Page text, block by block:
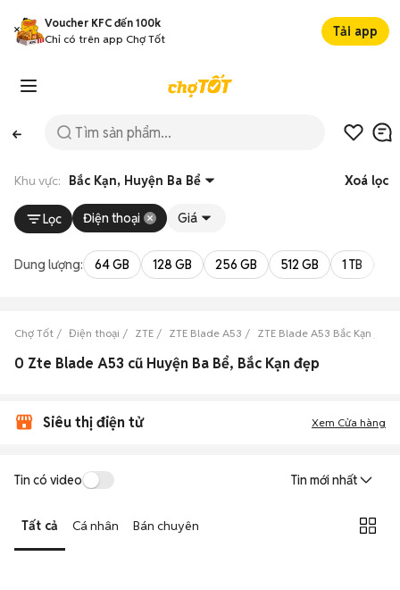
Voucher KFC đến 100k
Chỉ có trên app Chợ Tốt
Tải app
Khu vực: Bắc Kạn, Huyện Ba Bể Xoá lọc
Lọc Điện thoại Giá
Dung lượng: 64 GB 128 GB 256 GB 512 GB 1 TB
Chợ Tốt Điện thoại ZTE ZTE Blade A53 ZTE Blade A53 Bắc Kạn
0 Zte Blade A53 cũ Huyện Ba Bể, Bắc Kạn đẹp
Siêu thị điện tử Xem Cửa hàng
Tin có video Tin mới nhất
Tất cả Cá nhân Bán chuyên